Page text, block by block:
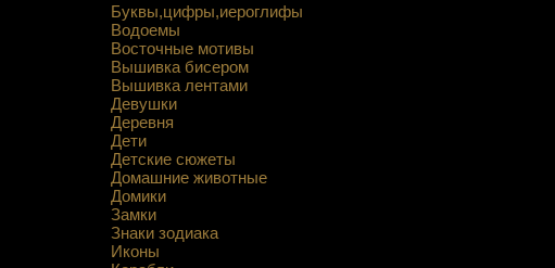
Буквы,цифры,иероглифы
Водоемы
Восточные мотивы
Вышивка бисером
Вышивка лентами
Девушки
Деревня
Дети
Детские сюжеты
Домашние животные
Домики
Замки
Знаки зодиака
Иконы